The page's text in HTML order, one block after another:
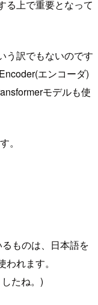
る上で重要となって
う訳でもないのです
エンコーダ)
モデルも使
。
ものは、日本語を
れます。
たね。)